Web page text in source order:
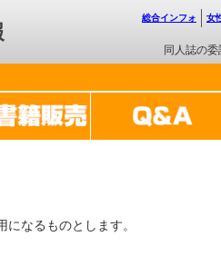
同人誌の委
総合インフォ 女
なるものとします。